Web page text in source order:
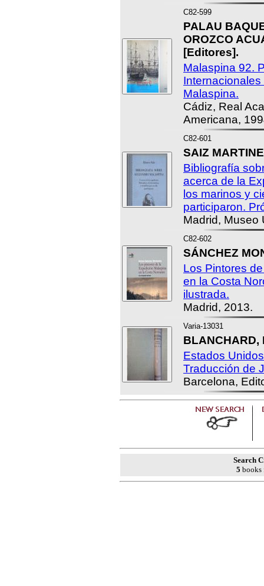
C82-599
PALAU
OROZCO
[Editores].
Malaspina 92.
Malaspina.
Cádiz, Real
Americana,
C82-601
SAIZ
Bibliografía
acerca de la
los marinos y
participaron.
Madrid, Museo
C82-602
SÁNCHEZ
Los Pintores
en la Costa
ilustrada.
Madrid, 2013.
Varia-13031
BLANCHARD,
Estados
Traducción de
Barcelona,
Search
5